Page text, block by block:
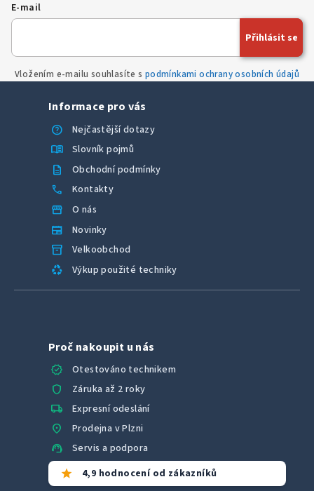
E-mail
Vložením e-mailu souhlasíte s podmínkami ochrany osobních údajů
Přihlásit se
Informace pro vás
help
Nejčastější dotazy
menu_book Slovník pojmů
description Obchodní podmínky
call Kontakty
storefront O nás
newspaper Novinky
inventory_2 Velkoobchod
recycling Výkup použité techniky
Proč nakoupit u nás
verified
Otestováno technikem
shield Záruka až 2 roky
local_shipping Expresní odeslání
location_on Prodejna v Plzni
support_agent Servis a podpora
star 4,9 hodnocení od zákazníků